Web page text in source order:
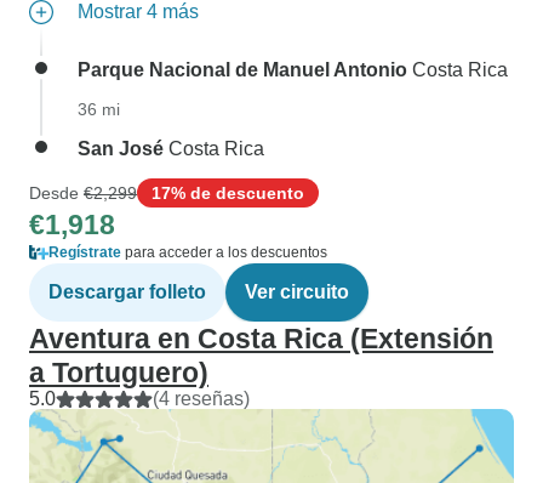
Mostrar 4 más
Parque Nacional de Manuel Antonio Costa Rica
36 mi
San José Costa Rica
Desde €2,299 17% de descuento
€1,918
Regístrate para acceder a los descuentos
Descargar folleto Ver circuito
Aventura en Costa Rica (Extensión
a Tortuguero)
5.0 (4 reseñas)